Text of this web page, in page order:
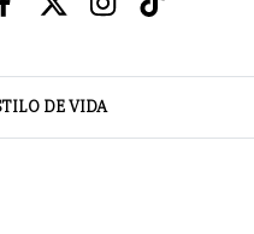
DE VIDA